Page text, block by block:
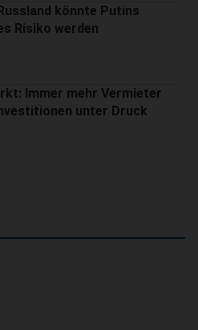
könnte Putins
Risiko werden
Immer mehr Vermieter
unter Druck